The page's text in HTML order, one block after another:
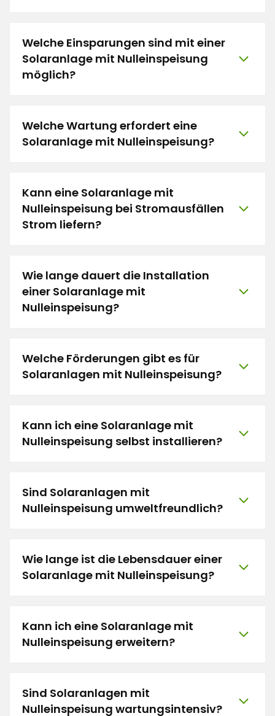
Welche Einsparungen sind mit einer
Solaranlage mit Nulleinspeisung
möglich?
Welche Wartung erfordert eine
Solaranlage mit Nulleinspeisung?
Kann eine Solaranlage mit
Nulleinspeisung bei Stromausfällen
Strom liefern?
Wie lange dauert die Installation
einer Solaranlage mit
Nulleinspeisung?
Welche Förderungen gibt es für
Solaranlagen mit Nulleinspeisung?
Kann ich eine Solaranlage mit
Nulleinspeisung selbst installieren?
Sind Solaranlagen mit
Nulleinspeisung umweltfreundlich?
Wie lange ist die Lebensdauer einer
Solaranlage mit Nulleinspeisung?
Kann ich eine Solaranlage mit
Nulleinspeisung erweitern?
Sind Solaranlagen mit
Nulleinspeisung wartungsintensiv?